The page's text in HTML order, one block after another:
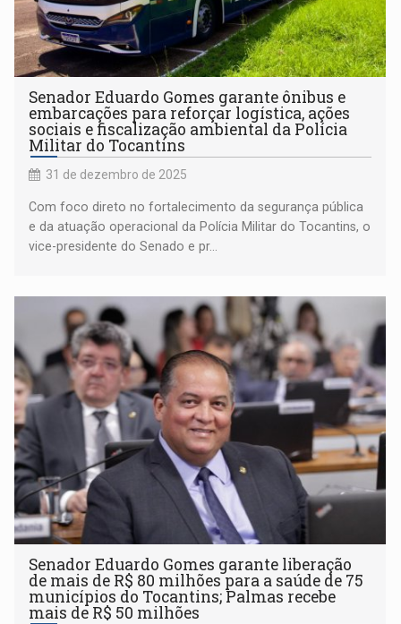
Senador Eduardo Gomes garante ônibus e
embarcações para reforçar logística, ações
sociais e fiscalização ambiental da Polícia
Militar do Tocantins
31 de dezembro de 2025
Com foco direto no fortalecimento da segurança pública
e da atuação operacional da Polícia Militar do Tocantins, o
vice-presidente do Senado e pr...
Senador Eduardo Gomes garante liberação
de mais de R$ 80 milhões para a saúde de 75
municípios do Tocantins; Palmas recebe
mais de R$ 50 milhões